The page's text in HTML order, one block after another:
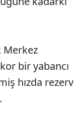
Merkez
bir yabancı
hızda rezerv